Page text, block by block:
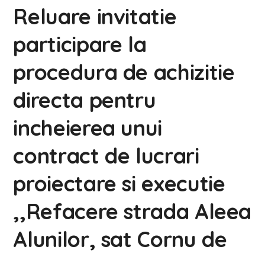
Reluare invitatie
participare la
procedura de achizitie
directa pentru
incheierea unui
contract de lucrari
proiectare si executie
,,Refacere strada Aleea
Alunilor, sat Cornu de